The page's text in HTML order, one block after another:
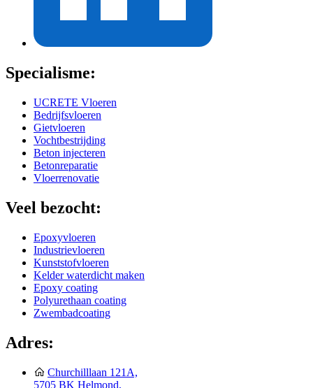
Specialisme:
UCRETE Vloeren
Bedrijfsvloeren
Gietvloeren
Vochtbestrijding
Beton injecteren
Betonreparatie
Vloerrenovatie
Veel bezocht:
Epoxyvloeren
Industrievloeren
Kunststofvloeren
Kelder waterdicht maken
Epoxy coating
Polyurethaan coating
Zwembadcoating
Adres:
Churchilllaan 121A,
5705 BK Helmond,